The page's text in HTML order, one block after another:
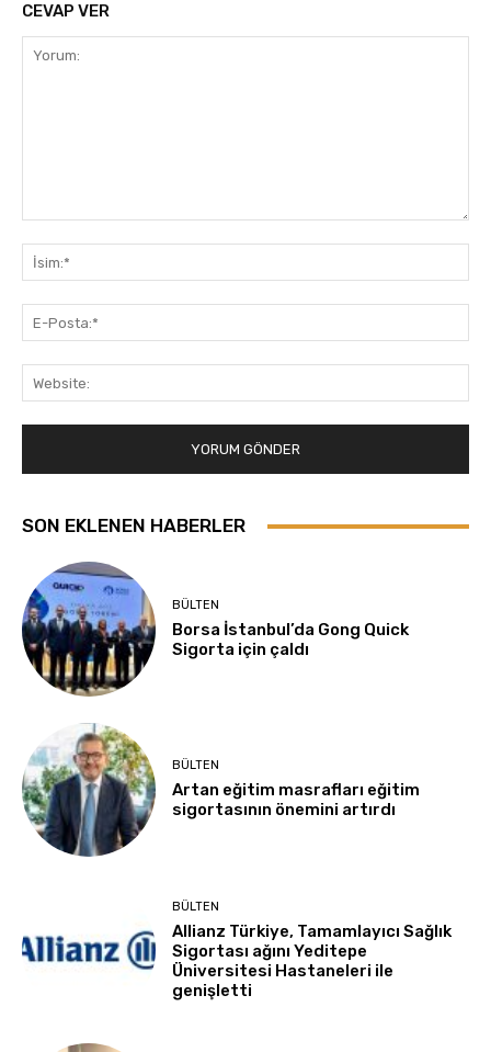
CEVAP VER
SON EKLENEN HABERLER
BÜLTEN
Borsa İstanbul’da Gong Quick
Sigorta için çaldı
BÜLTEN
Artan eğitim masrafları eğitim
sigortasının önemini artırdı
BÜLTEN
Allianz Türkiye, Tamamlayıcı Sağlık
Sigortası ağını Yeditepe
Üniversitesi Hastaneleri ile
genişletti